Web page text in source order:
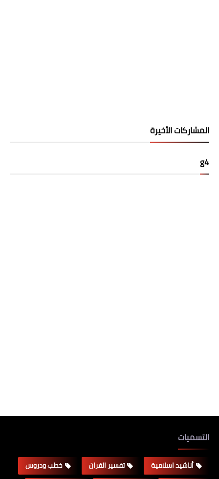
المشاركات الأخيرة
g4
التسميات
أناشيد اسلامية تفسير القران خطب ودروس